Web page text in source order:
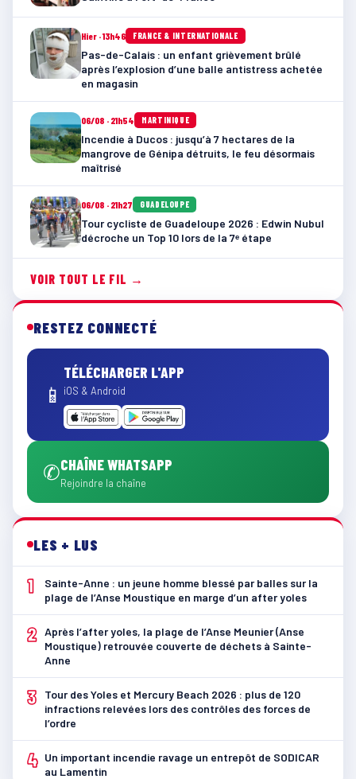
Hier · 13h46 FRANCE & INTERNATIONALE
Pas-de-Calais : un enfant grièvement brûlé
après l’explosion d’une balle antistress achetée
en magasin
06/08 · 21h54 MARTINIQUE
Incendie à Ducos : jusqu’à 7 hectares de la
mangrove de Génipa détruits, le feu désormais
maîtrisé
06/08 · 21h27 GUADELOUPE
Tour cycliste de Guadeloupe 2026 : Edwin Nubul
décroche un Top 10 lors de la 7ᵉ étape
VOIR TOUT LE FIL →
RESTEZ CONNECTÉ
📱
TÉLÉCHARGER L'APP
iOS & Android
✆CHAÎNE WHATSAPP
Rejoindre la chaîne
LES + LUS
1
Sainte-Anne : un jeune homme blessé par balles sur la
plage de l’Anse Moustique en marge d’un after yoles
2 Après l’after yoles, la plage de l’Anse Meunier (Anse
Moustique) retrouvée couverte de déchets à Sainte-
Anne
3
Tour des Yoles et Mercury Beach 2026 : plus de 120
infractions relevées lors des contrôles des forces de
l’ordre
4 Un important incendie ravage un entrepôt de SODICAR
au Lamentin